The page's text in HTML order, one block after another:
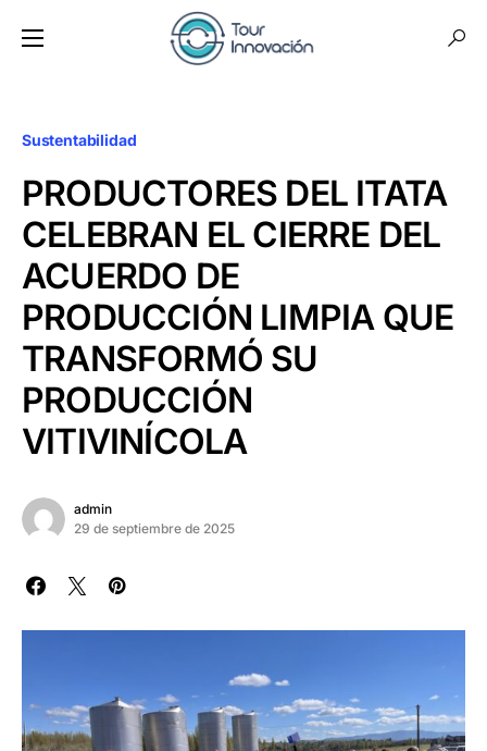
Sustentabilidad
PRODUCTORES DEL ITATA
CELEBRAN EL CIERRE DEL
ACUERDO DE
PRODUCCIÓN LIMPIA QUE
TRANSFORMÓ SU
PRODUCCIÓN
VITIVINÍCOLA
admin
29 de septiembre de 2025